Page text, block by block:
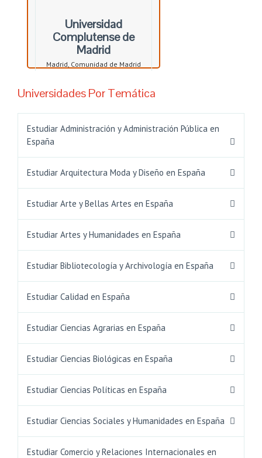
Universidad
Complutense de
Madrid
Madrid, Comunidad de Madrid
Universidades Por Temática
Estudiar Administración y Administración Pública en
España
Estudiar Arquitectura Moda y Diseño en España
Estudiar Arte y Bellas Artes en España
Estudiar Artes y Humanidades en España
Estudiar Bibliotecología y Archivología en España
Estudiar Calidad en España
Estudiar Ciencias Agrarias en España
Estudiar Ciencias Biológicas en España
Estudiar Ciencias Políticas en España
Estudiar Ciencias Sociales y Humanidades en España
Estudiar Comercio y Relaciones Internacionales en